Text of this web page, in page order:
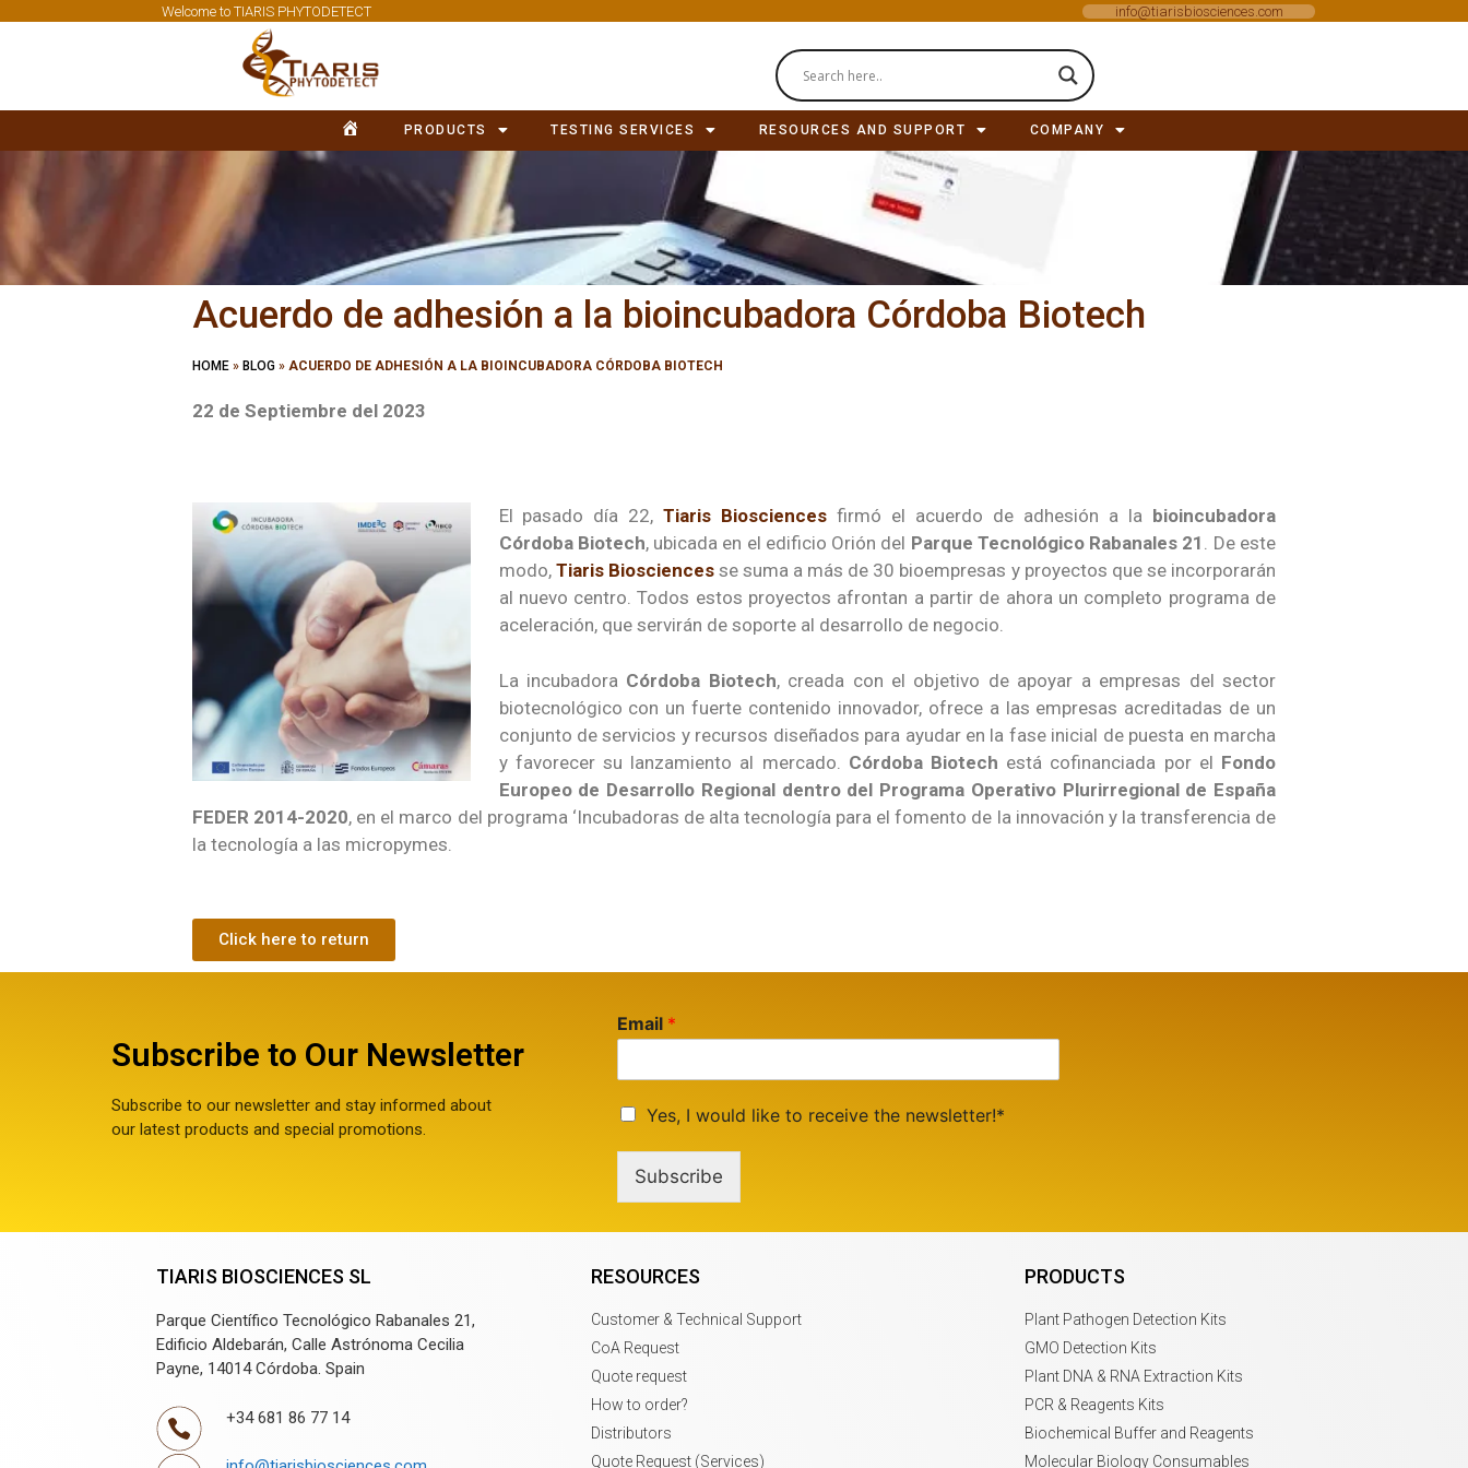
Welcome to TIARIS PHYTODETECT info@tiarisbiosciences.com
HOME PRODUCTS TESTING SERVICES RESOURCES AND SUPPORT COMPANY
Acuerdo de adhesión a la bioincubadora Córdoba Biotech
HOME » BLOG » ACUERDO DE ADHESIÓN A LA BIOINCUBADORA CÓRDOBA BIOTECH
22 de Septiembre del 2023
El pasado día 22,Tiaris Biosciences firmó el acuerdo de adhesión a la bioincubadora
Córdoba Biotech, ubicada en el edificio Orión del Parque Tecnológico Rabanales 21 . De este
modo, Tiaris Biosciencesse suma a más de 30 bioempresas y proyectos que se incorporarán
al nuevo centro. Todos estos proyectos afrontan a partir de ahora un completo programa de
aceleración, que servirán de soporte al desarrollo de negocio.
La incubadora Córdoba Biotech, creada con el objetivo de apoyar a empresas del sector
biotecnológico con un fuerte contenido innovador, ofrece a las empresas acreditadas de un
conjunto de servicios y recursos diseñados para ayudar en la fase inicial de puesta en marcha
y favorecer su lanzamiento al mercado. Córdoba Biotech está cofinanciada por el Fondo
Europeo de Desarrollo Regional dentro del Programa Operativo Plurirregional de España
FEDER 2014-2020, en el marco del programa ‘Incubadoras de alta tecnología para el fomento de la innovación y la transferencia de
la tecnología a las micropymes.
Click here to return
Subscribe to Our Newsletter
Subscribe to our newsletter and stay informed about
our latest products and special promotions.
Email *
Yes, I would like to receive the newsletter!*
Subscribe
TIARIS BIOSCIENCES SL
Parque Científico Tecnológico Rabanales 21,
Edificio Aldebarán, Calle Astrónoma Cecilia
Payne, 14014 Córdoba. Spain
+34 681 86 77 14
RESOURCES
Customer & Technical Support
CoA Request
Quote request
How to order?
Distributors
Quote Request (Services)
PRODUCTS
Plant Pathogen Detection Kits
GMO Detection Kits
Plant DNA & RNA Extraction Kits
PCR & Reagents Kits
Biochemical Buffer and Reagents
Molecular Biology Consumables